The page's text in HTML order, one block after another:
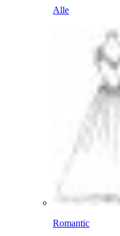
Alle
Romantic